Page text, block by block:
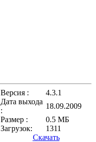
Версия :
4.3.1
Дата выхода
:
18.09.2009
Размер :
0.5 МБ
Загрузок:
1311
Скачать